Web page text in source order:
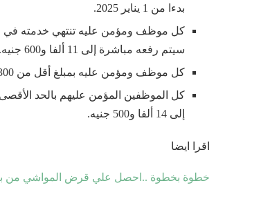
بدءا من 1 يناير 2025.
سيتم رفعه مباشرة إلى 11 ألفا و600 جنيه.
كل موظف ومؤمن عليه بمبلغ أقل من 2300 جنيه، سيتم رفع حد الاشتراك التأميني لهم إلى 2300 جنيها.
إلى 14 ألفا و500 جنيه.
اقرا ايضا
خطوة بخطوة ..احصل علي قرض المواشي من بنك